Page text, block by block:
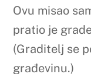
Ovu misao
pratio je
(Graditelj se
građevinu.)